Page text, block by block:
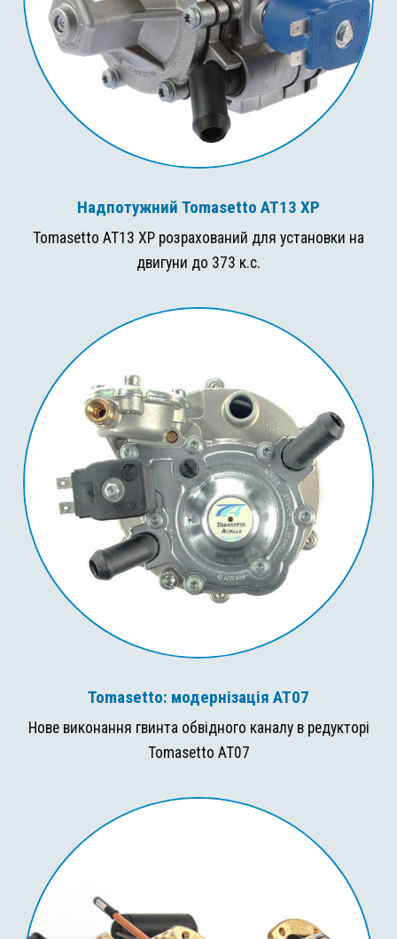
Надпотужний Tomasetto AT13 XP
Tomasetto AT13 XP розрахований для установки на
двигуни до 373 к.с.
Tomasetto: модернізація AT07
Нове виконання гвинта обвідного каналу в редукторі
Tomasetto AT07